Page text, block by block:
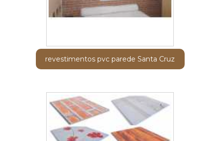
revestimentos pvc parede Santa Cruz